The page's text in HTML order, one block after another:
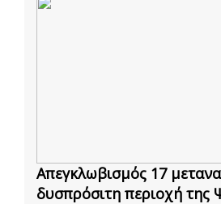
Απεγκλωβισμός 17
δυσπρόσιτη περιοχή της